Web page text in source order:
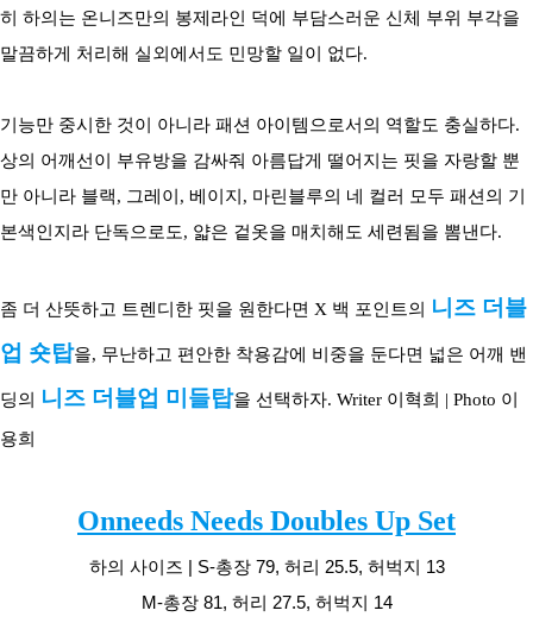
히 하의는 온니즈만의 봉제라인 덕에 부담스러운 신체 부위 부각을
말끔하게 처리해 실외에서도 민망할 일이 없다.
기능만 중시한 것이 아니라 패션 아이템으로서의 역할도 충실하다.
상의 어깨선이 부유방을 감싸줘 아름답게 떨어지는 핏을 자랑할 뿐
만 아니라 블랙, 그레이, 베이지, 마린블루의 네 컬러 모두 패션의 기
본색인지라 단독으로도, 얇은 겉옷을 매치해도 세련됨을 뽐낸다.
좀 더 산뜻하고 트렌디한 핏을 원한다면 X 백 포인트의
니즈 더블
업 숏탑을, 무난하고 편안한 착용감에 비중을 둔다면 넓은 어깨 밴
딩의 니즈 더블업 미들탑을 선택하자. Writer 이혁희 | Photo 이
용희
Onneeds Needs Doubles Up Set
하의 사이즈 | S-총장 79, 허리 25.5, 허벅지 13
M-총장 81, 허리 27.5, 허벅지 14